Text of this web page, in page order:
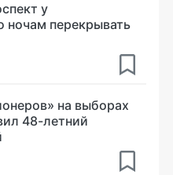
у
ночам перекрывать
на выборах
48-летний